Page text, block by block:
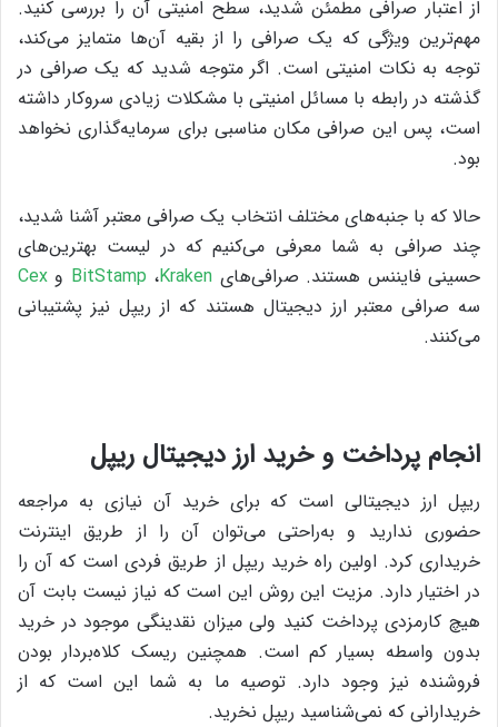
از اعتبار صرافی مطمئن شدید، سطح امنیتی آن را بررسی کنید.
مهم‌ترین ویژگی که یک صرافی را از بقیه‌ آن‌ها متمایز می‌کند،
توجه به نکات امنیتی است. اگر متوجه شدید که یک صرافی در
گذشته در رابطه با مسائل امنیتی با مشکلات زیادی سروکار داشته
است، پس این صرافی مکان مناسبی برای سرمایه‌گذاری نخواهد
بود.
حالا که با جنبه‌های مختلف انتخاب یک صرافی معتبر آشنا شدید،
چند صرافی به شما معرفی می‌کنیم که در لیست بهترین‌های
حسینی فایننس هستند. صرافی‌های
BitStamp ،Kraken و Cex
سه صرافی معتبر ارز دیجیتال هستند که از ریپل نیز پشتیبانی
می‌کنند.
انجام پرداخت و خرید ارز دیجیتال ریپل
ریپل ارز دیجیتالی است که برای خرید آن نیازی به مراجعه‌
حضوری ندارید و به‌راحتی می‌توان آن را از طریق اینترنت
خریداری کرد. اولین راه خرید ریپل از طریق فردی است که آن را
در اختیار دارد. مزیت این روش این است که نیاز نیست بابت آن
هیچ کارمزدی پرداخت کنید ولی میزان نقدینگی موجود در خرید
بدون واسطه بسیار کم است. همچنین ریسک کلاه‌بردار بودن
فروشنده نیز وجود دارد. توصیه‌ ما به شما این است که از
خریدارانی که نمی‌شناسید ریپل نخرید.